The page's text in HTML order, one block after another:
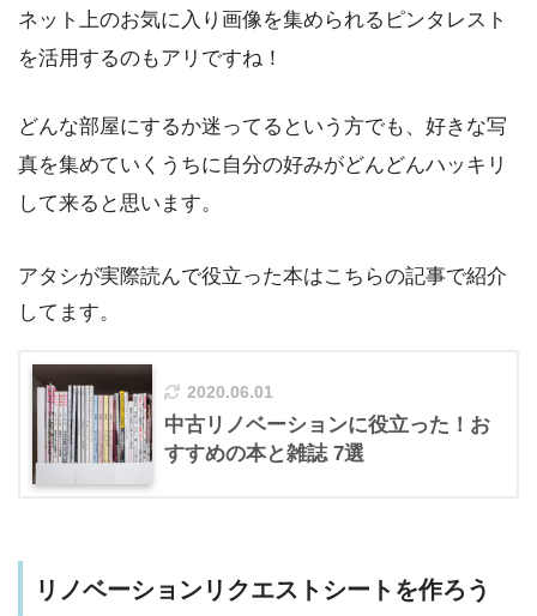
ネット上のお気に入り画像を集められるピンタレスト
を活用するのもアリですね！
どんな部屋にするか迷ってるという方でも、好きな写
真を集めていくうちに自分の好みがどんどんハッキリ
して来ると思います。
アタシが実際読んで役立った本はこちらの記事で紹介
してます。
2020.06.01
中古リノベーションに役立った！お
すすめの本と雑誌 7選
リノベーションリクエストシートを作ろう